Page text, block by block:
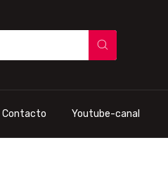
Contacto Youtube-canal